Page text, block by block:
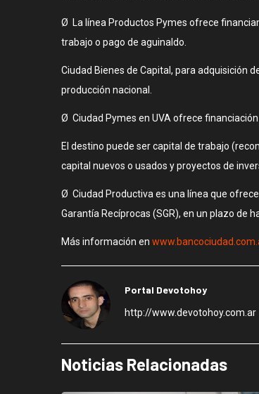
Ø La línea Productos Pymes ofrece
trabajo o pago de aguinaldo.
Ciudad Bienes de Capital, para adquisición
producción nacional.
Ø Ciudad Pymes en UVA ofrece
El destino puede ser capital de trabajo
capital nuevos o usados y proyectos de
Ø Ciudad Productiva es una línea que
Garantía Recíprocas (SGR), en un plazo de
Más información en
Portal Devotohoy
http://www.devotohoy.com.ar
Noticias Relacionadas